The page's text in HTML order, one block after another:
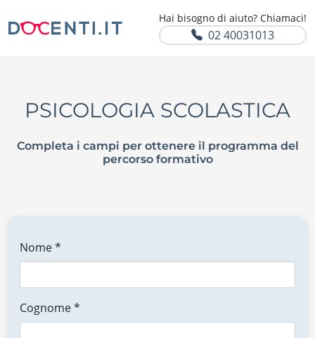
Hai bisogno di aiuto? Chiamaci!
02 40031013
PSICOLOGIA SCOLASTICA
Completa i campi per ottenere il programma del
percorso formativo
Nome *
Cognome *